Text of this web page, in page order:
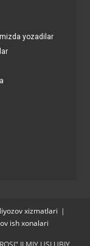
yozadilar
xizmatlari
ish xonalari